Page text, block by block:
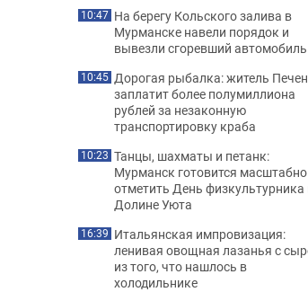
10:47 На берегу Кольского залива в
Мурманске навели порядок и
вывезли сгоревший автомобиль
10:45 Дорогая рыбалка: житель
заплатит более полумиллиона
рублей за незаконную
транспортировку краба
10:23 Танцы, шахматы и петанк:
Мурманск готовится масштабно
отметить День физкультурника
Долине Уюта
16:39 Итальянская импровизация:
ленивая овощная лазанья с
из того, что нашлось в
холодильнике